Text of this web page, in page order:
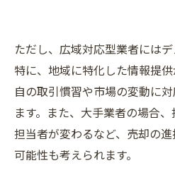
ただし、広域対応型業者にはデ
特に、地域に特化した情報提
自の取引慣習や市場の変動に
ます。また、大手業者の場合、
担当者が変わるなど、売却の
可能性も考えられます。